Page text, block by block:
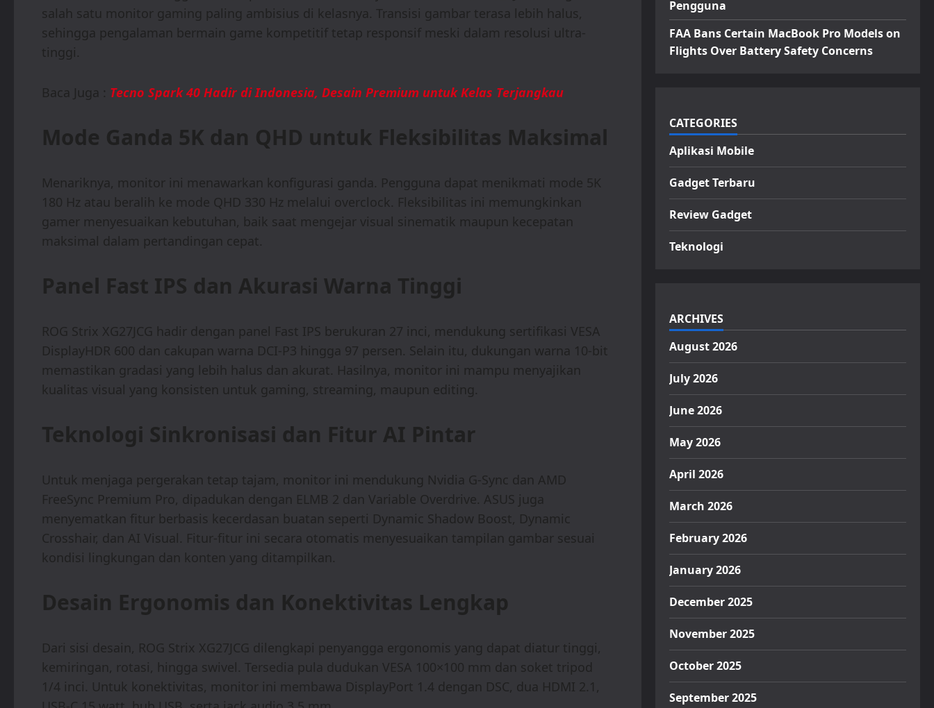
salah satu monitor gaming paling ambisius di kelasnya. Transisi gambar terasa lebih halus,
sehingga pengalaman bermain game kompetitif tetap responsif meski dalam resolusi ultra-
tinggi.
Baca Juga : Tecno Spark 40 Hadir di Indonesia, Desain Premium untuk Kelas Terjangkau
Mode Ganda 5K dan QHD untuk Fleksibilitas Maksimal
Menariknya, monitor ini menawarkan konfigurasi ganda. Pengguna dapat menikmati mode 5K
180 Hz atau beralih ke mode QHD 330 Hz melalui overclock. Fleksibilitas ini memungkinkan
gamer menyesuaikan kebutuhan, baik saat mengejar visual sinematik maupun kecepatan
maksimal dalam pertandingan cepat.
Panel Fast IPS dan Akurasi Warna Tinggi
ROG Strix XG27JCG hadir dengan panel Fast IPS berukuran 27 inci, mendukung sertifikasi VESA
DisplayHDR 600 dan cakupan warna DCI-P3 hingga 97 persen. Selain itu, dukungan warna 10-bit
memastikan gradasi yang lebih halus dan akurat. Hasilnya, monitor ini mampu menyajikan
kualitas visual yang konsisten untuk gaming, streaming, maupun editing.
Teknologi Sinkronisasi dan Fitur AI Pintar
Untuk menjaga pergerakan tetap tajam, monitor ini mendukung Nvidia G-Sync dan AMD
FreeSync Premium Pro, dipadukan dengan ELMB 2 dan Variable Overdrive. ASUS juga
menyematkan fitur berbasis kecerdasan buatan seperti Dynamic Shadow Boost, Dynamic
Crosshair, dan AI Visual. Fitur-fitur ini secara otomatis menyesuaikan tampilan gambar sesuai
kondisi lingkungan dan konten yang ditampilkan.
Desain Ergonomis dan Konektivitas Lengkap
Dari sisi desain, ROG Strix XG27JCG dilengkapi penyangga ergonomis yang dapat diatur tinggi,
kemiringan, rotasi, hingga swivel. Tersedia pula dudukan VESA 100×100 mm dan soket tripod
1/4 inci. Untuk konektivitas, monitor ini membawa DisplayPort 1.4 dengan DSC, dua HDMI 2.1,
Pengguna
FAA Bans Certain MacBook Pro Models on
Flights Over Battery Safety Concerns
CATEGORIES
Aplikasi Mobile
Gadget Terbaru
Review Gadget
Teknologi
ARCHIVES
August 2026
July 2026
June 2026
May 2026
April 2026
March 2026
February 2026
January 2026
December 2025
November 2025
October 2025
September 2025